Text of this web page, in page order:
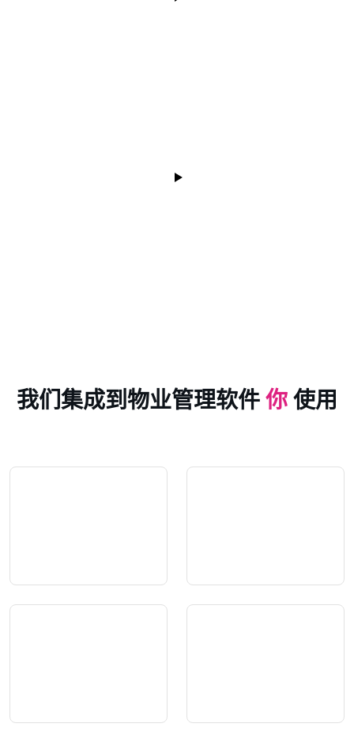
我们集成到物业管理软件 你 使用